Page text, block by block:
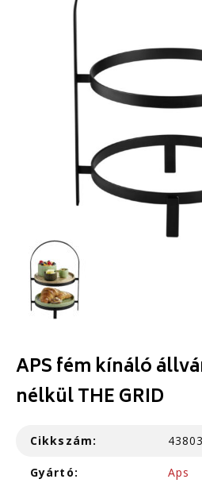
APS fém kínáló
nélkül THE GRID
Cikkszám:
Gyártó: Aps